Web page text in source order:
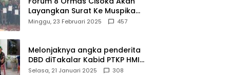
Bahwa
Sejarah
Adalah
yang Tak
Ternilai”.
Layangkan Surat Ke Muspika
Atas Adanya Kantor Matel di
Minggu, 23 Februari 2025 457
Melonjaknya angka penderita
DBD diTakalar Kabid PTKP HMI
Cab.Takalar angkat bicara
Selasa, 21 Januari 2025 308